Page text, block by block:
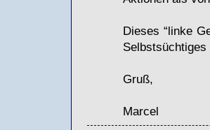
Dieses “linke
Gruß,
Marcel